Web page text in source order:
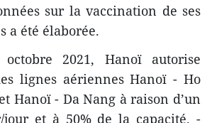
sur la vaccination de ses
a été élaborée.
2021, Hanoï autorise
lignes aériennes Hanoï - Ho
Hanoï - Da Nang à raison d’un
et à 50% de la capacité. -